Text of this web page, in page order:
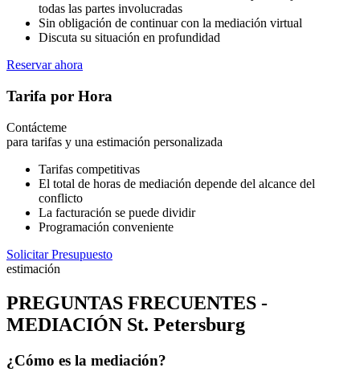
todas las partes involucradas
Sin obligación de continuar con la mediación virtual
Discuta su situación en profundidad
Reservar ahora
Tarifa por Hora
Contácteme
para tarifas y una estimación personalizada
Tarifas competitivas
El total de horas de mediación depende del alcance del
conflicto
La facturación se puede dividir
Programación conveniente
Solicitar Presupuesto
estimación
PREGUNTAS FRECUENTES -
MEDIACIÓN St. Petersburg
¿Cómo es la mediación?